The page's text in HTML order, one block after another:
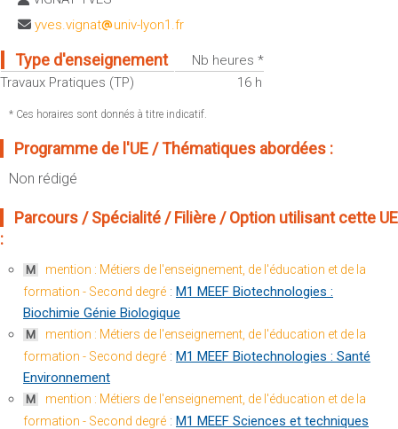
Sportives)
UFR FS (Chimie, Mathématique, Physique)
UFR Biosciences (Biologie, Biochimie)
GEP (Génie Electrique des Procédés - Département composante)
Informatique (Département Composante)
Mécanique (Département composante)
Fermer
OUTILS
Intranet des personnels
Moodle
Messagerie
Stage et emploi
Portefeuille d'Expériences et
de Compétences
Fermer
yves.vignat
univ-lyon1.fr
Type d'enseignement
Nb heures *
Travaux Pratiques (TP)
16 h
* Ces horaires sont donnés à titre indicatif.
Programme de l'UE / Thématiques abordées :
Non rédigé
Parcours / Spécialité / Filière / Option utilisant cette UE
:
M
mention : Métiers de l'enseignement, de l'éducation et de la
formation - Second degré : M1 MEEF Biotechnologies :
Biochimie Génie Biologique
M
mention : Métiers de l'enseignement, de l'éducation et de la
formation - Second degré : M1 MEEF Biotechnologies : Santé
Environnement
M
mention : Métiers de l'enseignement, de l'éducation et de la
formation - Second degré : M1 MEEF Sciences et techniques